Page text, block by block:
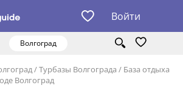
Войти
Волгоград
/Турбазы Волгограда / База отдыха
Волгоград